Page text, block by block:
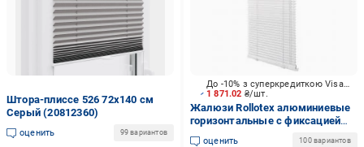
Штора-плиссе 526 72х140 см
Серый (20812360)
оценить 99 вариантов
1 871.02 ₴/шт.
До -10% з суперкредиткою Visa Вигода
Жалюзи Rollotex алюминиевые
горизонтальные с фиксацией
137х220 см белый
оценить 100 вариантов